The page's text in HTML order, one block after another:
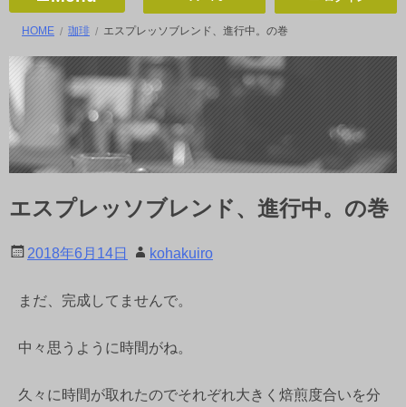
ッ
HOME 珈琲 エスプレッソブレンド、進行中。の巻
エスプレッソブレンド、進行中。の巻
2018年6月14日 kohakuiro
まだ、完成してませんで。
中々思うように時間がね。
久々に時間が取れたのでそれぞれ大きく焙煎度合いを分